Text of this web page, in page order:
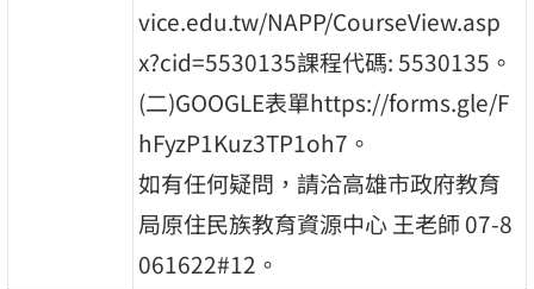
vice.edu.tw/NAPP/CourseView.asp
x?cid=5530135課程代碼: 5530135。
(二)GOOGLE表單https://forms.gle/F
hFyzP1Kuz3TP1oh7。
如有任何疑問，請洽高雄市政府教育
局原住民族教育資源中心 王老師 07-8
061622#12。